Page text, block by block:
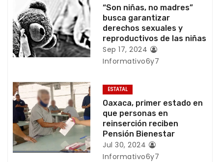
n
t
a
d
a
s
“Son niñas, no madres”
busca garantizar
derechos sexuales y
reproductivos de las niñas
Sep 17, 2024
Informativo6y7
ESTATAL
Oaxaca, primer estado en
que personas en
reinserción reciben
Pensión Bienestar
Jul 30, 2024
Informativo6y7